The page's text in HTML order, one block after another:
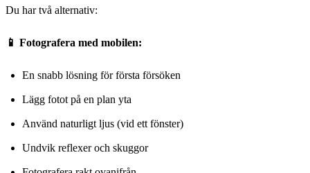
Du har två alternativ:
📱 Fotografera med mobilen:
En snabb lösning för första försöken
Lägg fotot på en plan yta
Använd naturligt ljus (vid ett fönster)
Undvik reflexer och skuggor